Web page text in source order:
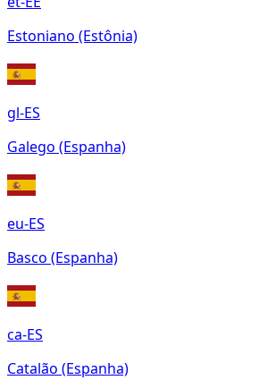
Estoniano (Estônia)
gl-ES
Galego (Espanha)
eu-ES
Basco (Espanha)
ca-ES
Catalão (Espanha)